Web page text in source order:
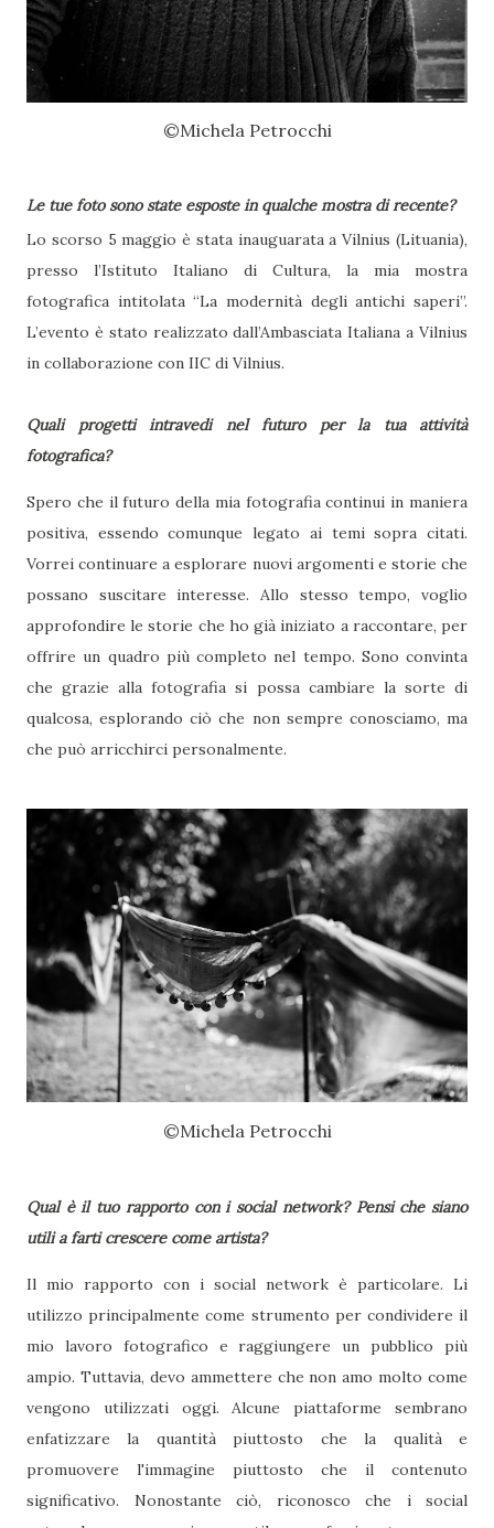
©Michela Petrocchi
Le tue foto sono state esposte in qualche mostra di recente?
Lo scorso 5 maggio è stata inauguarata a Vilnius (Lituania),
presso l’Istituto Italiano di Cultura, la mia mostra
fotografica intitolata “La modernità degli antichi saperi”.
L’evento è stato realizzato dall’Ambasciata Italiana a Vilnius
in collaborazione con IIC di Vilnius.
Quali progetti intravedi nel futuro per la tua attività
fotografica?
Spero che il futuro della mia fotografia continui in maniera
positiva, essendo comunque legato ai temi sopra citati.
Vorrei continuare a esplorare nuovi argomenti e storie che
possano suscitare interesse. Allo stesso tempo, voglio
approfondire le storie che ho già iniziato a raccontare, per
offrire un quadro più completo nel tempo. Sono convinta
che grazie alla fotografia si possa cambiare la sorte di
qualcosa, esplorando ciò che non sempre conosciamo, ma
che può arricchirci personalmente.
©Michela Petrocchi
Qual è il tuo rapporto con i social network? Pensi che siano
utili a farti crescere come artista?
Il mio rapporto con i social network è particolare. Li
utilizzo principalmente come strumento per condividere il
mio lavoro fotografico e raggiungere un pubblico più
ampio. Tuttavia, devo ammettere che non amo molto come
vengono utilizzati oggi. Alcune piattaforme sembrano
enfatizzare la quantità piuttosto che la qualità e
promuovere l'immagine piuttosto che il contenuto
significativo. Nonostante ciò, riconosco che i social